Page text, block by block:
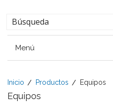
Menú
Inicio Productos Equipos
Equipos